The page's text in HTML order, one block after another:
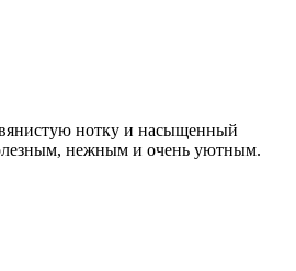
нотку и насыщенный
нежным и очень уютным.